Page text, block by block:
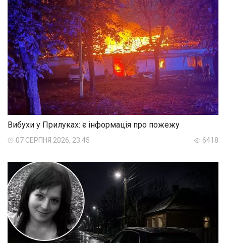
Вибухи у Прилуках: є інформація про пожежу
07 СЕРПНЯ 2026, 23:45 6418